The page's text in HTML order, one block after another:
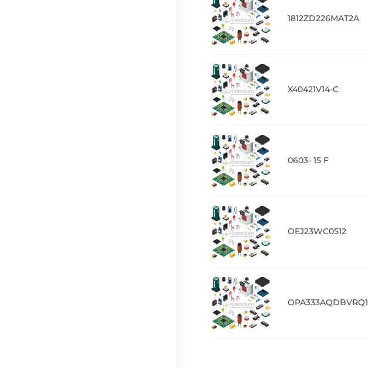
1812ZD226MAT2A
X40421V14-C
0603- 15 F
OEJ23WC0512
OPA333AQDBVRQ1